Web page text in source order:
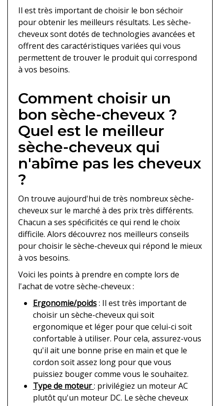
Il est très important de choisir le bon séchoir
pour obtenir les meilleurs résultats. Les sèche-
cheveux sont dotés de technologies avancées et
offrent des caractéristiques variées qui vous
permettent de trouver le produit qui correspond
à vos besoins.
Comment choisir un
bon sèche-cheveux ?
Quel est le meilleur
sèche-cheveux qui
n'abîme pas les cheveux
?
On trouve aujourd'hui de très nombreux sèche-
cheveux sur le marché à des prix très différents.
Chacun a ses spécificités ce qui rend le choix
difficile. Alors découvrez nos meilleurs conseils
pour choisir le sèche-cheveux qui répond le mieux
à vos besoins.
Voici les points à prendre en compte lors de
l'achat de votre sèche-cheveux :
Ergonomie/poids: Il est très important de
choisir un sèche-cheveux qui soit
ergonomique et léger pour que celui-ci soit
confortable à utiliser. Pour cela, assurez-vous
qu'il ait une bonne prise en main et que le
cordon soit assez long pour que vous
puissiez bouger comme vous le souhaitez.
Type de moteur: privilégiez un moteur AC
plutôt qu'un moteur DC. Le sèche cheveux